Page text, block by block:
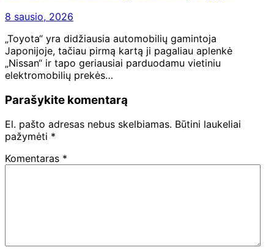
8 sausio, 2026
„Toyota“ yra didžiausia automobilių gamintoja
Japonijoje, tačiau pirmą kartą ji pagaliau aplenkė
„Nissan“ ir tapo geriausiai parduodamu vietiniu
elektromobilių prekės…
Parašykite komentarą
El. pašto adresas nebus skelbiamas. Būtini laukeliai
pažymėti *
Komentaras *